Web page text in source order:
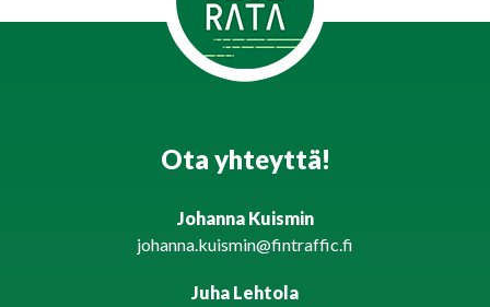
Ota yhteyttä!
Johanna Kuismin
johanna.kuismin@fintraffic.fi
Juha Lehtola